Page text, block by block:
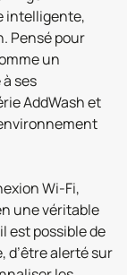
intelligente,
Pensé pour
un
ses
AddWash et
Wi-Fi,
une véritable
est possible de
d’être alerté sur